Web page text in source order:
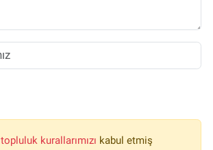
topluluk kurallarımızı kabul etmiş